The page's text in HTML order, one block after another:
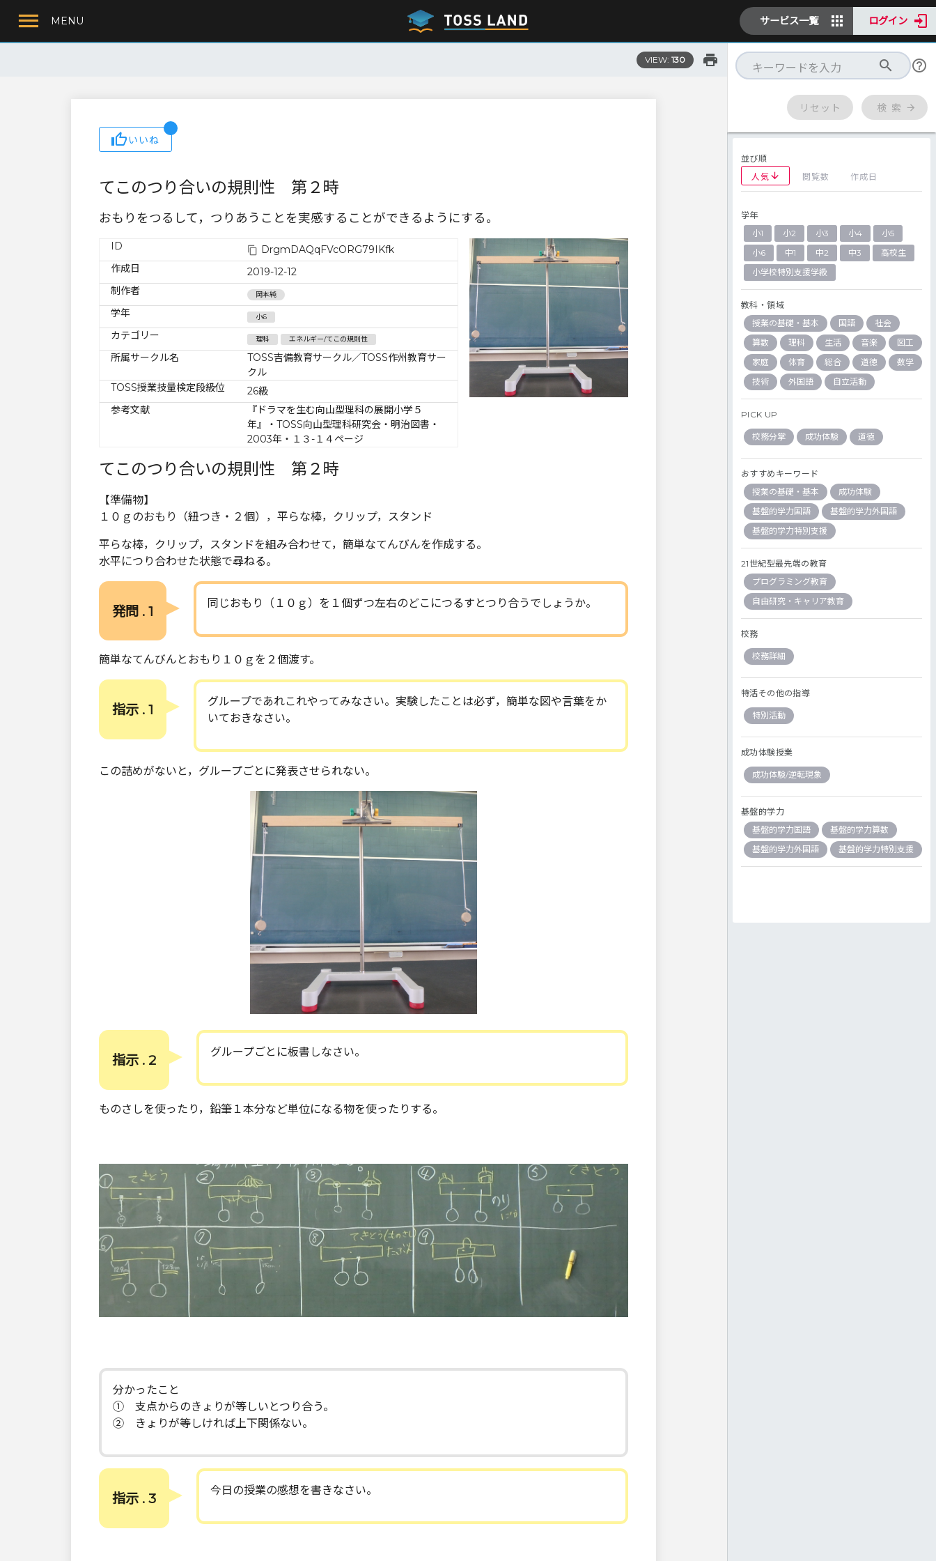
MENU サービス一覧 ログイン
VIEW: 130
いいね
てこのつり合いの規則性 第２時
おもりをつるして，つりあうことを実感することができるようにする。
ID
DrgmDAQqFVcORG79IKfk
作成日
2019-12-12
制作者
岡本純
学年 小6
カテゴリー 理科 エネルギー/てこの規則性
所属サークル名
TOSS吉備教育サークル／TOSS作州教育サー
クル
TOSS授業技量検定段級位
26級
参考文献
『ドラマを生む向山型理科の展開小学５
年』・TOSS向山型理科研究会・明治図書・
2003年・１３-１４ページ
てこのつり合いの規則性 第２時
【準備物】
１０ｇのおもり（紐つき・２個），平らな棒，クリップ，スタンド
平らな棒，クリップ，スタンドを組み合わせて，簡単なてんびんを作成する。
水平につり合わせた状態で尋ねる。
発問 . 1 同じおもり（１０ｇ）を１個ずつ左右のどこにつるすとつり合うでしょうか。
簡単なてんびんとおもり１０ｇを２個渡す。
指示 . 1
グループであれこれやってみなさい。実験したことは必ず，簡単な図や言葉をか
いておきなさい。
この詰めがないと，グループごとに発表させられない。
指示 . 2 グループごとに板書しなさい。
ものさしを使ったり，鉛筆１本分など単位になる物を使ったりする。
分かったこと
① 支点からのきょりが等しいとつり合う。
② きょりが等しければ上下関係ない。
指示 . 3 今日の授業の感想を書きなさい。
リセット 検 索
並び順
人気
閲覧数 作成日
学年
小1
小2 小3 小4
小5
小6
中1 中2 中3
高校生
小学校特別支援学級
教科・領域
授業の基礎・基本
国語
社会
算数
理科 生活 音楽
図工
家庭
体育 総合 道徳
数学
技術
外国語 自立活動
PICK UP
校務分掌 成功体験 道徳
おすすめキーワード
授業の基礎・基本
成功体験
基盤的学力国語
基盤的学力外国語
基盤的学力特別支援
21世紀型最先端の教育
プログラミング教育
自由研究・キャリア教育
校務
校務詳細
特活その他の指導
特別活動
成功体験授業
成功体験/逆転現象
基盤的学力
基盤的学力国語
基盤的学力算数
基盤的学力外国語
基盤的学力特別支援